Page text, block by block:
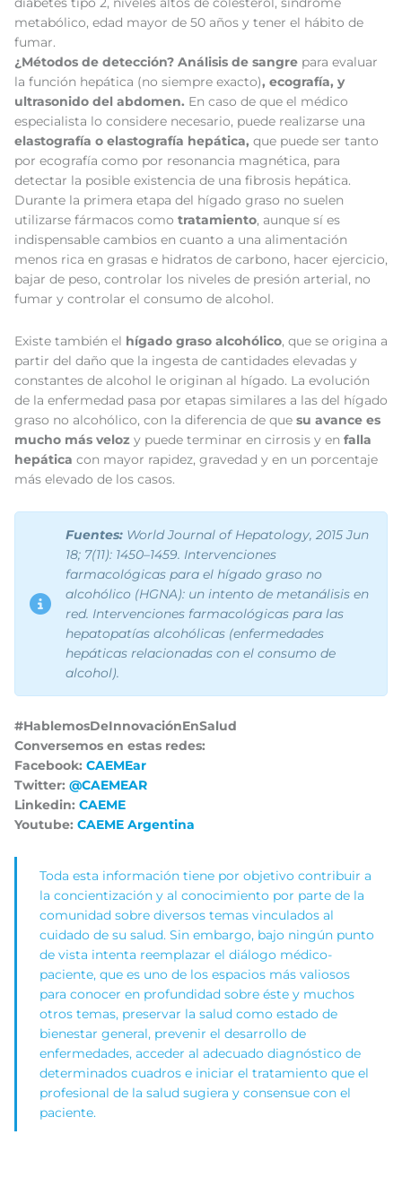
metabólico, edad mayor de 50 años y tener el hábito de
fumar.
¿Métodos de detección? Análisis de sangre para evaluar
la función hepática (no siempre exacto), ecografía, y
ultrasonido del abdomen. En caso de que el médico
especialista lo considere necesario, puede realizarse una
elastografía o elastografía hepática, que puede ser tanto
por ecografía como por resonancia magnética, para
detectar la posible existencia de una fibrosis hepática.
Durante la primera etapa del hígado graso no suelen
utilizarse fármacos como tratamiento, aunque sí es
indispensable cambios en cuanto a una alimentación
menos rica en grasas e hidratos de carbono, hacer ejercicio,
bajar de peso, controlar los niveles de presión arterial, no
fumar y controlar el consumo de alcohol.
Existe también el hígado graso alcohólico, que se origina a
partir del daño que la ingesta de cantidades elevadas y
constantes de alcohol le originan al hígado. La evolución
de la enfermedad pasa por etapas similares a las del hígado
graso no alcohólico, con la diferencia de que su avance es
mucho más veloz y puede terminar en cirrosis y en falla
hepática con mayor rapidez, gravedad y en un porcentaje
más elevado de los casos.
Fuentes: World Journal of Hepatology, 2015 Jun
18; 7(11): 1450–1459. Intervenciones
farmacológicas para el hígado graso no
alcohólico (HGNA): un intento de metanálisis en
red. Intervenciones farmacológicas para las
hepatopatías alcohólicas (enfermedades
hepáticas relacionadas con el consumo de
alcohol).
#HablemosDeInnovaciónEnSalud
Conversemos en estas redes:
Facebook: CAEMEar
Twitter: @CAEMEAR
Linkedin: CAEME
Youtube: CAEME Argentina
Toda esta información tiene por objetivo contribuir a
la concientización y al conocimiento por parte de la
comunidad sobre diversos temas vinculados al
cuidado de su salud. Sin embargo, bajo ningún punto
de vista intenta reemplazar el diálogo médico-
paciente, que es uno de los espacios más valiosos
para conocer en profundidad sobre éste y muchos
otros temas, preservar la salud como estado de
bienestar general, prevenir el desarrollo de
enfermedades, acceder al adecuado diagnóstico de
determinados cuadros e iniciar el tratamiento que el
profesional de la salud sugiera y consensue con el
paciente.